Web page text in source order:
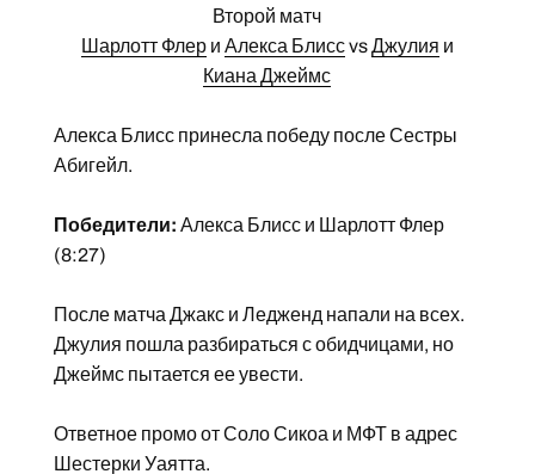
Второй матч
Шарлотт Флери Алекса БлиссvsДжулия и
Киана Джеймс
Алекса Блисс принесла победу после Сестры
Абигейл.
Победители: Алекса Блисс и Шарлотт Флер
(8:27)
После матча Джакс и Ледженд напали на всех.
Джулия пошла разбираться с обидчицами, но
Джеймс пытается ее увести.
Ответное промо от Соло Сикоа и МФТ в адрес
Шестерки Уаятта.